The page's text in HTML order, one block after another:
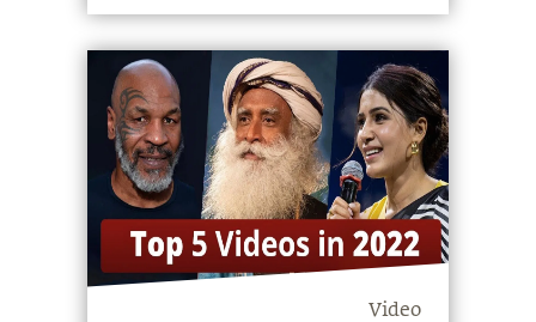
Video